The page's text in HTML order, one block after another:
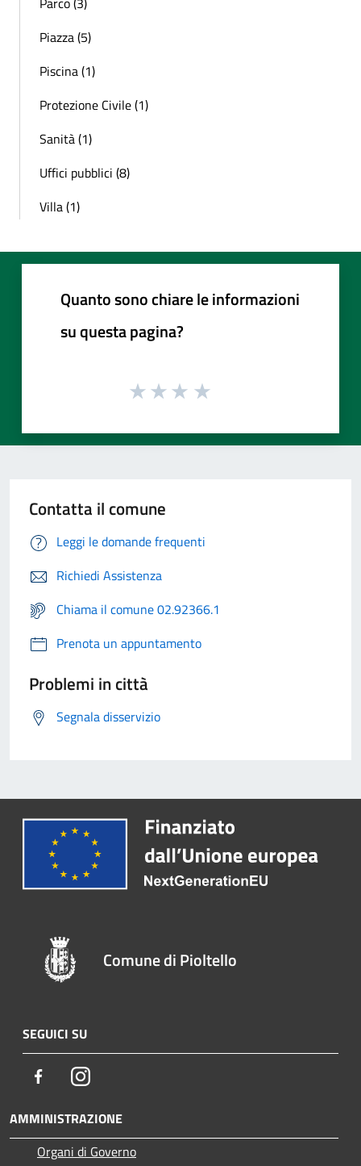
Piazza (5)
Piscina (1)
Protezione Civile (1)
Sanità (1)
Uffici pubblici (8)
Villa (1)
Quanto sono chiare le informazioni
su questa pagina?
Contatta il comune
Leggi le domande frequenti
Richiedi Assistenza
Chiama il comune 02.92366.1
Prenota un appuntamento
Problemi in città
Segnala disservizio
Comune di Pioltello
SEGUICI SU
FacebookInstagram
AMMINISTRAZIONE
Organi di Governo